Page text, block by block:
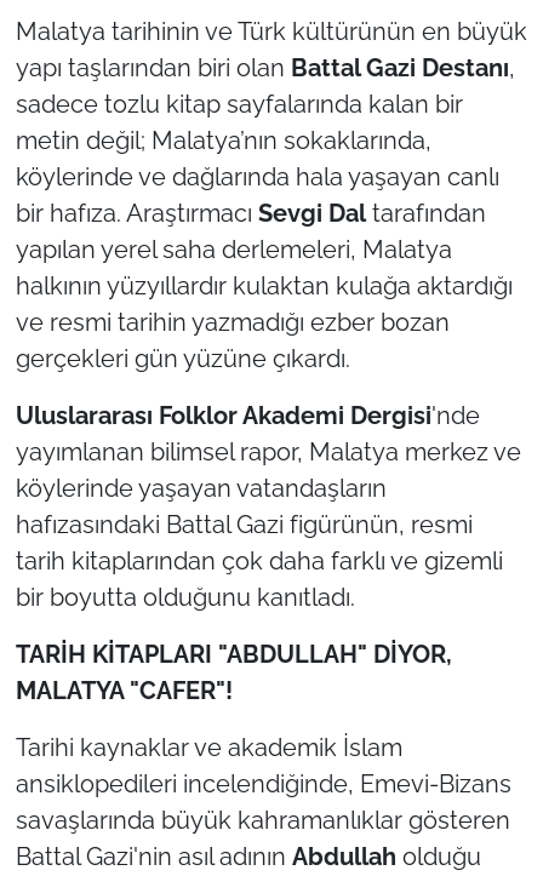
Malatya tarihinin ve Türk kültürünün en büyük
yapı taşlarından biri olan Battal Gazi Destanı,
sadece tozlu kitap sayfalarında kalan bir
metin değil; Malatya’nın sokaklarında,
köylerinde ve dağlarında hala yaşayan canlı
bir hafıza. Araştırmacı Sevgi Daltarafından
yapılan yerel saha derlemeleri, Malatya
halkının yüzyıllardır kulaktan kulağa aktardığı
ve resmi tarihin yazmadığı ezber bozan
gerçekleri gün yüzüne çıkardı.
Uluslararası Folklor Akademi Dergisi'nde
yayımlanan bilimsel rapor, Malatya merkez ve
köylerinde yaşayan vatandaşların
hafızasındaki Battal Gazi figürünün, resmi
tarih kitaplarından çok daha farklı ve gizemli
bir boyutta olduğunu kanıtladı.
TARİH KİTAPLARI "ABDULLAH" DİYOR,
MALATYA "CAFER"!
Tarihi kaynaklar ve akademik İslam
ansiklopedileri incelendiğinde, Emevi-Bizans
savaşlarında büyük kahramanlıklar gösteren
Battal Gazi'nin asıl adının Abdullah olduğu